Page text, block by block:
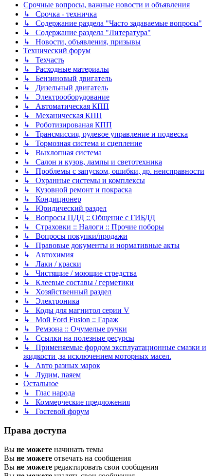
Срочные вопросы, важные новости и объявления
↳ Срочка - техничка
↳ Содержание раздела "Часто задаваемые вопросы"
↳ Содержание раздела "Литература"
↳ Новости, объявления, призывы
Технический форум
↳ Техчасть
↳ Расходные материалы
↳ Бензиновый двигатель
↳ Дизельный двигатель
↳ Электрооборудование
↳ Автоматическая КПП
↳ Механическая КПП
↳ Роботизированая КПП
↳ Трансмиссия, рулевое управление и подвеска
↳ Тормозная система и сцепление
↳ Выхлопная система
↳ Салон и кузов, лампы и светотехника
↳ Проблемы с запуском, ошибки, др. неисправности
↳ Охранные системы и комплексы
↳ Кузовной ремонт и покраска
↳ Кондиционер
↳ Юридический раздел
↳ Вопросы ПДД :: Общение с ГИБДД
↳ Страховки :: Налоги :: Прочие поборы
↳ Вопросы покупки/продажи
↳ Правовые документы и нормативные акты
↳ Автохимия
↳ Лаки / краски
↳ Чистящие / моющие стредства
↳ Клеевые составы / герметики
↳ Хозяйственный раздел
↳ Электроника
↳ Коды для магнитол серии V
↳ Мой Ford Fusion :: Гараж
↳ Ремзона :: Очумелые ручки
↳ Ссылки на полезные ресурсы
↳ Применяемые фордом эксплуатационные смазки и
жидкости ,за исключением моторных масел.
↳ Авто разных марок
↳ Лудим, паяем
Остальное
↳ Глас народа
↳ Коммерческие предложения
↳ Гостевой форум
Права доступа
Вы не можете начинать темы
Вы не можете отвечать на сообщения
Вы не можете редактировать свои сообщения